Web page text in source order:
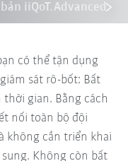
iiQoT.Advanced
có thể tận dụng
sát rô-bốt: Bất
gian. Bằng cách
nối toàn bộ đội
không cần triển khai
Không còn bất